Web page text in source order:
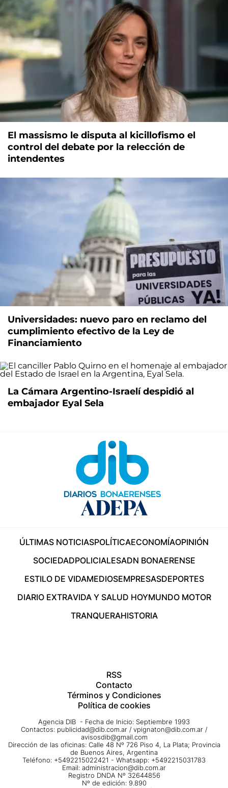
El massismo le disputa al kicillofismo el
control del debate por la relección de
intendentes
Universidades: nuevo paro en reclamo del
cumplimiento efectivo de la Ley de
Financiamiento
La Cámara Argentino-Israelí despidió al
embajador Eyal Sela
ÚLTIMAS NOTICIASPOLÍTICAECONOMÍAOPINIÓN
SOCIEDADPOLICIALESADN BONAERENSE
ESTILO DE VIDAMEDIOSEMPRESASDEPORTES
DIARIO EXTRAVIDA Y SALUD HOYMUNDO MOTOR
TRANQUERAHISTORIA
RSS
Contacto
Términos y Condiciones
Política de cookies
Agencia DIB - Fecha de Inicio: Septiembre 1993
Contactos: publicidad@dib.com.ar / vpignaton@dib.com.ar /
avisosdib@gmail.com
Dirección de las oficinas: Calle 48 Nº 726 Piso 4, La Plata; Provincia
de Buenos Aires, Argentina
Teléfono: +5492215022421 - Whatsapp: +5492215031783
Email: administracion@dib.com.ar
Registro DNDA Nº 32644856
Nº de edición: 9.890